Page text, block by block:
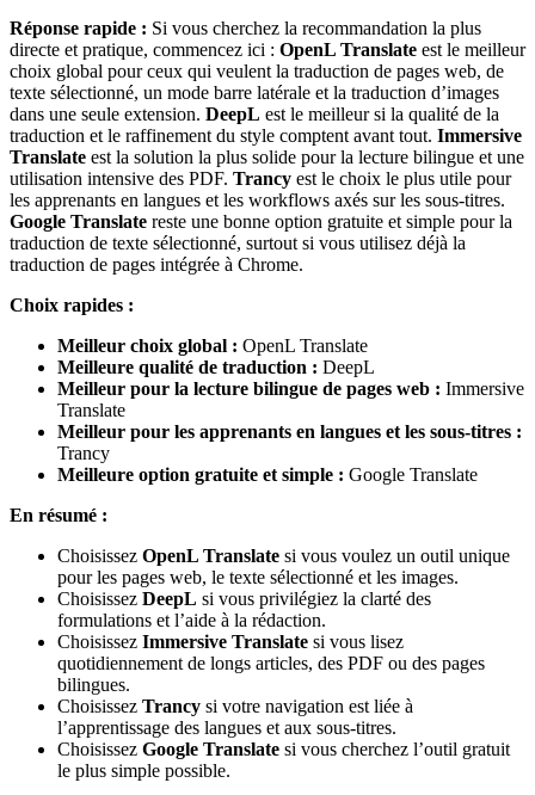
Réponse rapide : Si vous cherchez la recommandation la plus
directe et pratique, commencez ici : OpenL Translate est le meilleur
choix global pour ceux qui veulent la traduction de pages web, de
texte sélectionné, un mode barre latérale et la traduction d’images
dans une seule extension. DeepL est le meilleur si la qualité de la
traduction et le raffinement du style comptent avant tout. Immersive
Translate est la solution la plus solide pour la lecture bilingue et une
utilisation intensive des PDF. Trancy est le choix le plus utile pour
les apprenants en langues et les workflows axés sur les sous-titres.
Google Translate reste une bonne option gratuite et simple pour la
traduction de texte sélectionné, surtout si vous utilisez déjà la
traduction de pages intégrée à Chrome.
Choix rapides :
Meilleur choix global : OpenL Translate
Meilleure qualité de traduction : DeepL
Meilleur pour la lecture bilingue de pages web : Immersive
Translate
Meilleur pour les apprenants en langues et les sous-titres :
Trancy
Meilleure option gratuite et simple : Google Translate
En résumé :
Choisissez OpenL Translate si vous voulez un outil unique
pour les pages web, le texte sélectionné et les images.
Choisissez DeepL si vous privilégiez la clarté des
formulations et l’aide à la rédaction.
Choisissez Immersive Translate si vous lisez
quotidiennement de longs articles, des PDF ou des pages
bilingues.
Choisissez Trancy si votre navigation est liée à
l’apprentissage des langues et aux sous-titres.
Choisissez Google Translate si vous cherchez l’outil gratuit
le plus simple possible.